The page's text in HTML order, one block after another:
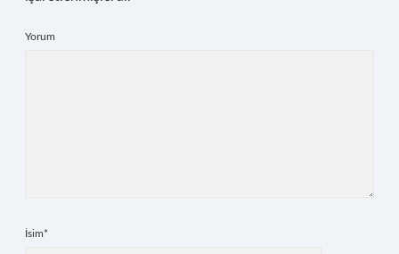
Yorum
İsim*